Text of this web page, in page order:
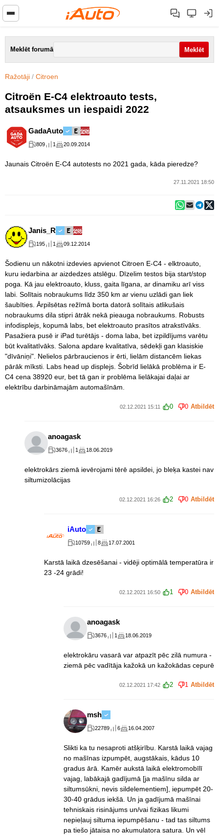
Meklēt forumā
Ražotāji / Citroen
Citroën E-C4 elektroauto tests,
atsauksmes un iespaidi 2022
GadaAuto
809 1 20.09.2014
Jaunais Citroën E-C4 autotests no 2021 gada, kāda pieredze?
27.11.2021 18:50
Janis_R
195 1 09.12.2014
Šodienu un nākotni izdevies apvienot Citroen E-C4 - elktroauto,
kuru iedarbina ar aizdedzes atslēgu. Dīzelim testos bija start/stop
poga. Kā jau elektroauto, kluss, gaita līgana, ar dinamiku arī viss
labi. Solītais nobraukums līdz 350 km ar vienu uzlādi gan liek
šaubīties. Ārpilsētas režīmā borta datorā solītais atlikušais
nobraukums dila stipri ātrāk nekā pieauga nobraukums. Robusts
infodisplejs, kopumā labs, bet elektroauto prasītos atrakstīvāks.
Pasažiera pusē ir iPad turētājs - doma laba, bet izpildījums varētu
būt kvalitatīvāks. Salona apdare kvalitatīva, sēdekļi gan klasiskie
"dīvāniņi". Nelielos pārbraucienos ir ērti, lielām distancēm liekas
pārāk mīksti. Labs head up displejs. Šobrīd lielākā problēma ir E-
C4 cena 38920 eur, bet tā gan ir problēma lielākajai daļai ar
elektrību darbināmajām automašīnām.
02.12.2021 15:11 0 0 Atbildēt
anoagask
3676 1 18.06.2019
elektrokārs ziemā ievērojami tērē apsildei, jo bleķa kastei nav
siltumizolācijas
02.12.2021 16:26 2 0 Atbildēt
iAuto
10759 8 17.07.2001
Karstā laikā dzesēšanai - vidēji optimālā temperatūra ir
23 -24 grādi!
02.12.2021 16:50 1 0 Atbildēt
anoagask
3676 1 18.06.2019
elektrokāru vasarā var atpazīt pēc zilā numura -
ziemā pēc vadītāja kažokā un kažokādas cepurē
02.12.2021 17:42 2 1 Atbildēt
msh
22789 6 16.04.2007
Slikti ka tu nesaproti atšķirību. Karstā laikā vajag
no mašīnas izpumpēt, augstākais, kādus 10
gradus ārā. Kamēr aukstā laikā elektromobīlī
vajag, labākajā gadījumā [ja mašīnu silda ar
siltumsūkni, nevis sildelementiem], iepumpēt 20-
30-40 grādus iekšā. Un ja gadījumā mašīnai
tehniskais risinājums un/vai fizikas likumi
nepieļauj siltuma iepumpēšanu - tad tas siltums
pa tiešo jātaisa no akumulatora satura. Un vēl